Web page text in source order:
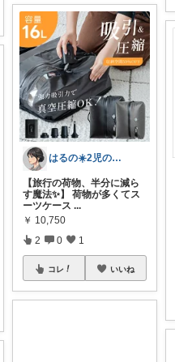
はるの☀️2児のママ𓂃◌𓈒𓐍
【旅行の荷物、半分に減ら
す魔法✨】 荷物が多くてス
ーツケース ...
￥ 10,750
2 0 1
コレ いいね